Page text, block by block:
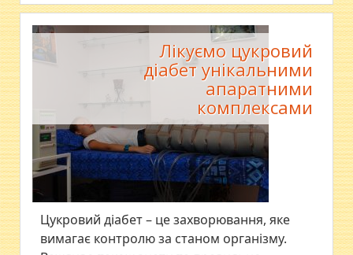
Лікуємо цукровий
діабет унікальними
апаратними
комплексами
Цукровий діабет – це захворювання, яке
вимагає контролю за станом організму.